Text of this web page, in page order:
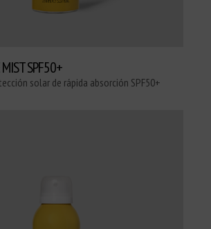
SPF50+
solar de rápida absorción SPF50+